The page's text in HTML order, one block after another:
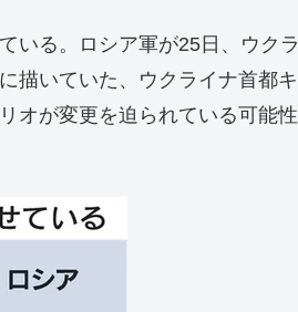
いる。ロシア軍が25日、ウクラ
描いていた、ウクライナ首都キ
オが変更を迫られている可能性